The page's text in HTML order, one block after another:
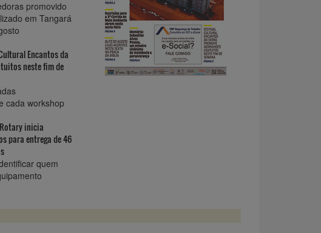
promovido
em Tangará
Encantos da
neste fim de
cada workshop
Rotary inicia
para entrega de 46
quem